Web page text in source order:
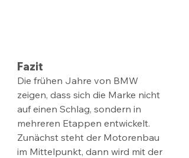
Fazit
Die frühen Jahre von BMW
zeigen, dass sich die Marke nicht
auf einen Schlag, sondern in
mehreren Etappen entwickelt.
Zunächst steht der Motorenbau
im Mittelpunkt, dann wird mit der